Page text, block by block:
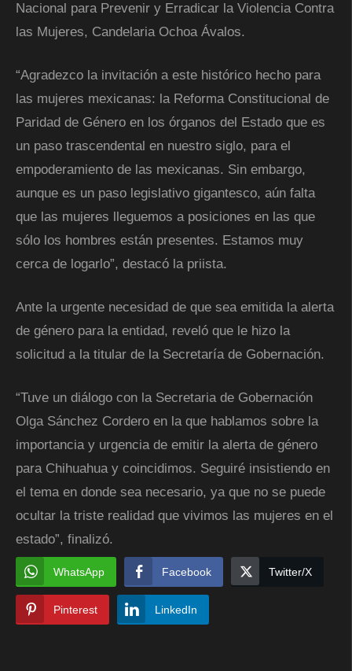
Nacional para Prevenir y Erradicar la Violencia Contra
las Mujeres, Candelaria Ochoa Ávalos.
“Agradezco la invitación a este histórico hecho para
las mujeres mexicanas: la Reforma Constitucional de
Paridad de Género en los órganos del Estado que es
un paso trascendental en nuestro siglo, para el
empoderamiento de las mexicanas. Sin embargo,
aunque es un paso legislativo gigantesco, aún falta
que las mujeres lleguemos a posiciones en las que
sólo los hombres están presentes. Estamos muy
cerca de logarlo”, destacó la priista.
Ante la urgente necesidad de que sea emitida la alerta
de género para la entidad, reveló que le hizo la
solicitud a la titular de la Secretaría de Gobernación.
“Tuve un diálogo con la Secretaria de Gobernación
Olga Sánchez Cordero en la que hablamos sobre la
importancia y urgencia de emitir la alerta de género
para Chihuahua y coincidimos. Seguiré insistiendo en
el tema en donde sea necesario, ya que no se puede
ocultar la triste realidad que vivimos las mujeres en el
estado”, finalizó.
WhatsApp Facebook Twitter/X
Pinterest LinkedIn